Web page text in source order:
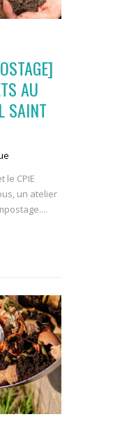
AU
SAINT
le CPIE
un atelier